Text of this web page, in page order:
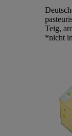
Teig,
*nicht